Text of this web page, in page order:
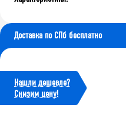
Доставка по СПб бесплатно
Нашли дешевле?
Cнизим цену!